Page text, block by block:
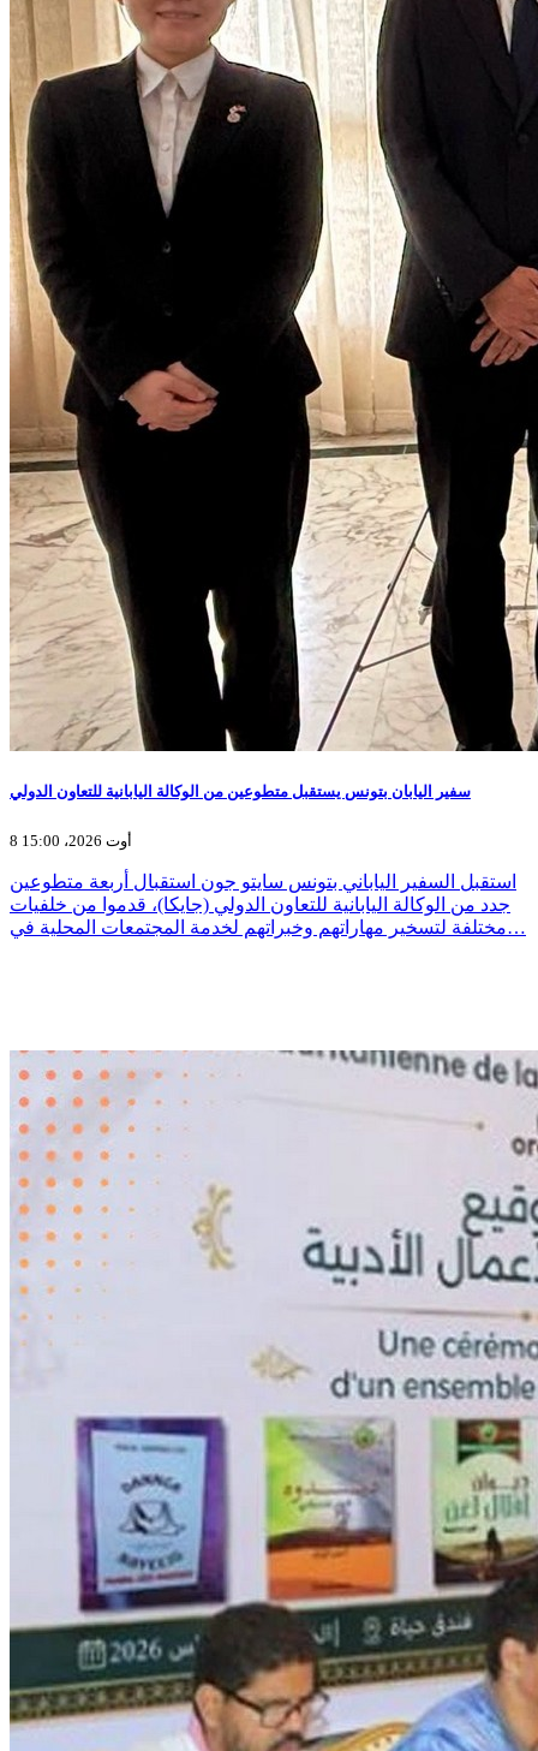
سفير اليابان بتونس يستقبل متطوعين من الوكالة اليابانية للتعاون الدولي
8 أوت 2026، 15:00
استقبل السفير الياباني بتونس سايتو جون استقبال أربعة متطوعين
جدد من الوكالة اليابانية للتعاون الدولي (جايكا)، قدموا من خلفيات
مختلفة لتسخير مهاراتهم وخبراتهم لخدمة المجتمعات المحلية في…